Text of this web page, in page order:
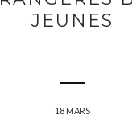
JEUNES
18 MARS